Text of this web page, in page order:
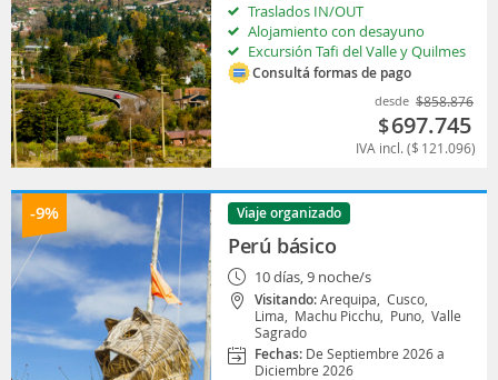
Traslados IN/OUT
Alojamiento con desayuno
Excursión Tafi del Valle y Quilmes
Consultá formas de pago
desde $858.876
$697.745
IVA incl. ($ 121.096)
-9% Viaje organizado
Perú básico
10 días, 9 noche/s
Visitando:Arequipa, Cusco,
Lima, Machu Picchu, Puno, Valle
Sagrado
Fechas: De Septiembre 2026 a
Diciembre 2026